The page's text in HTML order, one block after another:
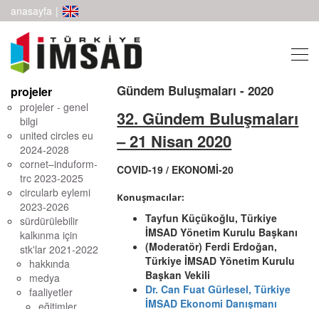
anasayfa |
projeler
projeler - genel
bilgi
united circles eu
2024-2028
cornet–induform-
trc 2023-2025
circularb eylemi
2023-2026
sürdürülebilir
kalkınma için
stk'lar 2021-2022
hakkında
medya
faaliyetler
eğitimler
Gündem Buluşmaları - 2020
32. Gündem Buluşmaları
– 21 Nisan 2020
COVID-19 / EKONOMİ-20
Konuşmacılar:
Tayfun Küçükoğlu, Türkiye
İMSAD Yönetim Kurulu Başkanı
(Moderatör) Ferdi Erdoğan,
Türkiye İMSAD Yönetim Kurulu
Başkan Vekili
Dr. Can Fuat Gürlesel,Türkiye
İMSAD Ekonomi Danışmanı